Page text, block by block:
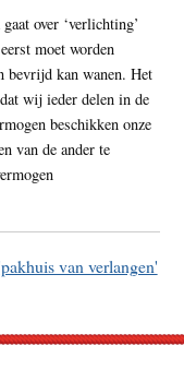
over ‘verlichting’
moet worden
bevrijd kan wanen. Het
wij ieder delen in de
beschikken onze
van de ander te
van verlangen'